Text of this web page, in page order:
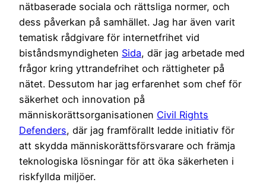
nätbaserade sociala och rättsliga normer, och
dess påverkan på samhället. Jag har även varit
tematisk rådgivare för internetfrihet vid
biståndsmyndigheten Sida, där jag arbetade med
frågor kring yttrandefrihet och rättigheter på
nätet. Dessutom har jag erfarenhet som chef för
säkerhet och innovation på
människorättsorganisationen Civil Rights
Defenders, där jag framförallt ledde initiativ för
att skydda människorättsförsvarare och främja
teknologiska lösningar för att öka säkerheten i
riskfyllda miljöer.